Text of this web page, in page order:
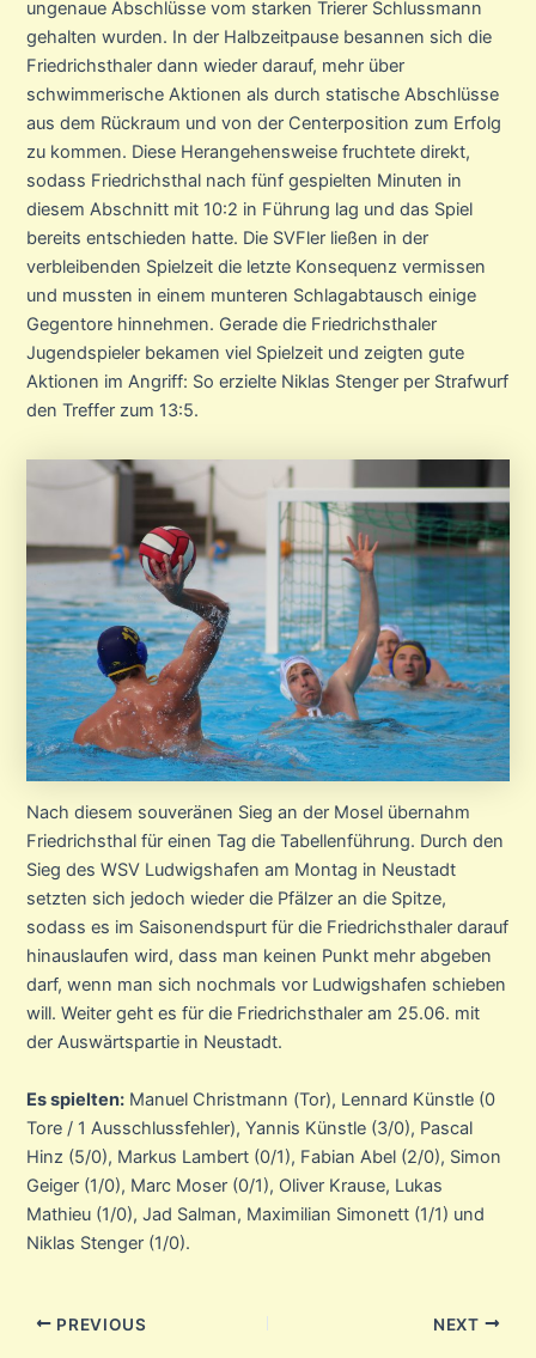
ungenaue Abschlüsse vom starken Trierer Schlussmann
gehalten wurden. In der Halbzeitpause besannen sich die
Friedrichsthaler dann wieder darauf, mehr über
schwimmerische Aktionen als durch statische Abschlüsse
aus dem Rückraum und von der Centerposition zum Erfolg
zu kommen. Diese Herangehensweise fruchtete direkt,
sodass Friedrichsthal nach fünf gespielten Minuten in
diesem Abschnitt mit 10:2 in Führung lag und das Spiel
bereits entschieden hatte. Die SVFler ließen in der
verbleibenden Spielzeit die letzte Konsequenz vermissen
und mussten in einem munteren Schlagabtausch einige
Gegentore hinnehmen. Gerade die Friedrichsthaler
Jugendspieler bekamen viel Spielzeit und zeigten gute
Aktionen im Angriff: So erzielte Niklas Stenger per Strafwurf
den Treffer zum 13:5.
Nach diesem souveränen Sieg an der Mosel übernahm
Friedrichsthal für einen Tag die Tabellenführung. Durch den
Sieg des WSV Ludwigshafen am Montag in Neustadt
setzten sich jedoch wieder die Pfälzer an die Spitze,
sodass es im Saisonendspurt für die Friedrichsthaler darauf
hinauslaufen wird, dass man keinen Punkt mehr abgeben
darf, wenn man sich nochmals vor Ludwigshafen schieben
will. Weiter geht es für die Friedrichsthaler am 25.06. mit
der Auswärtspartie in Neustadt.
Es spielten: Manuel Christmann (Tor), Lennard Künstle (0
Tore / 1 Ausschlussfehler), Yannis Künstle (3/0), Pascal
Hinz (5/0), Markus Lambert (0/1), Fabian Abel (2/0), Simon
Geiger (1/0), Marc Moser (0/1), Oliver Krause, Lukas
Mathieu (1/0), Jad Salman, Maximilian Simonett (1/1) und
Niklas Stenger (1/0).
Post
PREVIOUS NEXT